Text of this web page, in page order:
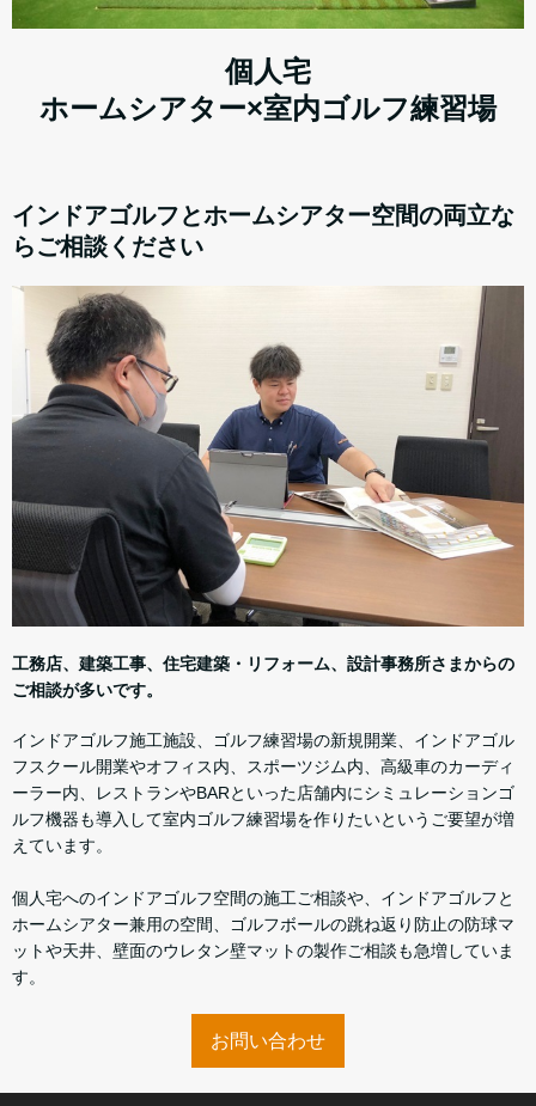
個人宅
ホームシアター×室内ゴルフ練習場
インドアゴルフとホームシアター空間の両立な
らご相談ください
工務店、建築工事、住宅建築・リフォーム、設計事務所さまからの
ご相談が多いです。
インドアゴルフ施工施設、ゴルフ練習場の新規開業、インドアゴル
フスクール開業やオフィス内、スポーツジム内、高級車のカーディ
ーラー内、レストランやBARといった店舗内にシミュレーションゴ
ルフ機器も導入して室内ゴルフ練習場を作りたいというご要望が増
えています。
個人宅へのインドアゴルフ空間の施工ご相談や、インドアゴルフと
ホームシアター兼用の空間、ゴルフボールの跳ね返り防止の防球マ
ットや天井、壁面のウレタン壁マットの製作ご相談も急増していま
す。
お問い合わせ